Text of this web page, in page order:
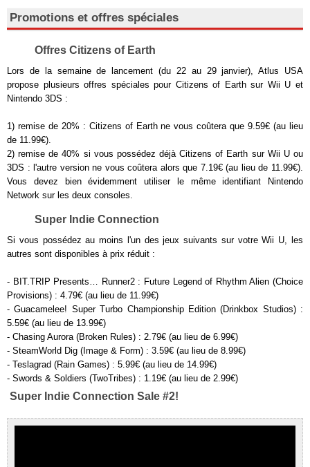
Promotions et offres spéciales
Offres Citizens of Earth
Lors de la semaine de lancement (du 22 au 29 janvier), Atlus USA
propose plusieurs offres spéciales pour Citizens of Earth sur Wii U et
Nintendo 3DS :
1) remise de 20% : Citizens of Earth ne vous coûtera que 9.59€ (au lieu
de 11.99€).
2) remise de 40% si vous possédez déjà Citizens of Earth sur Wii U ou
3DS : l'autre version ne vous coûtera alors que 7.19€ (au lieu de 11.99€).
Vous devez bien évidemment utiliser le même identifiant Nintendo
Network sur les deux consoles.
Super Indie Connection
Si vous possédez au moins l'un des jeux suivants sur votre Wii U, les
autres sont disponibles à prix réduit :
- BIT.TRIP Presents… Runner2 : Future Legend of Rhythm Alien (Choice
Provisions) : 4.79€ (au lieu de 11.99€)
- Guacamelee! Super Turbo Championship Edition (Drinkbox Studios) :
5.59€ (au lieu de 13.99€)
- Chasing Aurora (Broken Rules) : 2.79€ (au lieu de 6.99€)
- SteamWorld Dig (Image & Form) : 3.59€ (au lieu de 8.99€)
- Teslagrad (Rain Games) : 5.99€ (au lieu de 14.99€)
- Swords & Soldiers (TwoTribes) : 1.19€ (au lieu de 2.99€)
Super Indie Connection Sale #2!